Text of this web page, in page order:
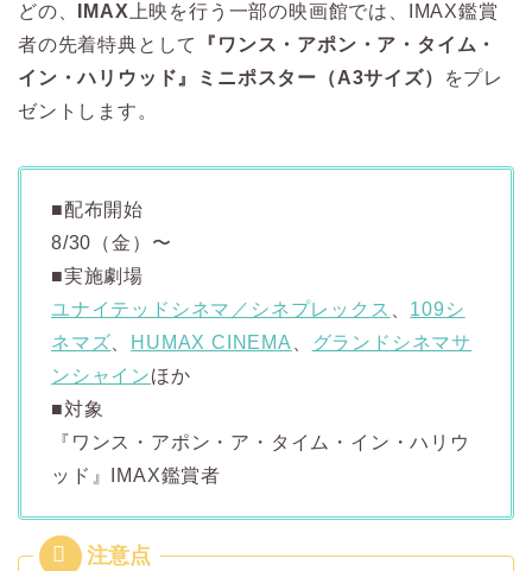
どの、
IMAX 上映を行う一部の映画館では、IMAX鑑賞
者の先着特典として
『ワンス・アポン・ア・タイム・
イン・ハリウッド』ミニポスター（A3サイズ）
をプレ
ゼントします。
■配布開始
8/30（金）〜
■実施劇場
ユナイテッドシネマ／シネプレックス
109シ
ネマズ
HUMAX CINEMA
グランドシネマサ
ンシャインほか
■対象
『ワンス・アポン・ア・タイム・イン・ハリウ
ッド』IMAX鑑賞者